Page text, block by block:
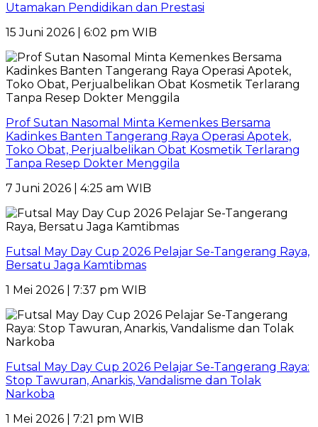
Utamakan Pendidikan dan Prestasi
15 Juni 2026 | 6:02 pm WIB
Prof Sutan Nasomal Minta Kemenkes Bersama
Kadinkes Banten Tangerang Raya Operasi Apotek,
Toko Obat, Perjualbelikan Obat Kosmetik Terlarang
Tanpa Resep Dokter Menggila
7 Juni 2026 | 4:25 am WIB
Futsal May Day Cup 2026 Pelajar Se-Tangerang Raya,
Bersatu Jaga Kamtibmas
1 Mei 2026 | 7:37 pm WIB
Futsal May Day Cup 2026 Pelajar Se-Tangerang Raya:
Stop Tawuran, Anarkis, Vandalisme dan Tolak
Narkoba
1 Mei 2026 | 7:21 pm WIB